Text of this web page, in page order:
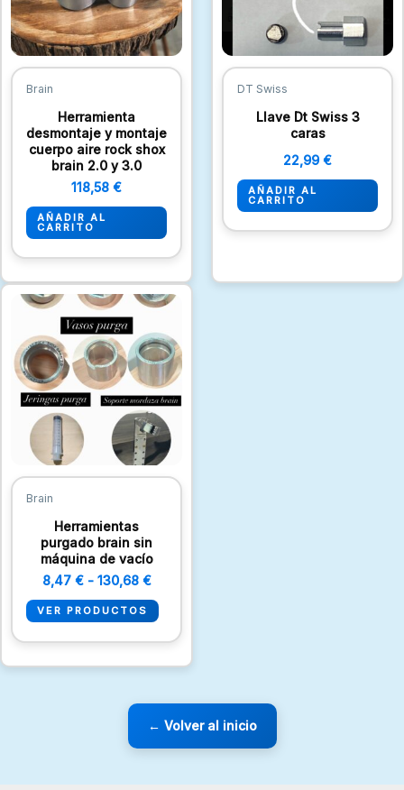
Brain
Herramienta
desmontaje y montaje
cuerpo aire rock shox
brain 2.0 y 3.0
118,58 €
AÑADIR AL
CARRITO
DT Swiss
Llave Dt Swiss 3
caras
22,99 €
AÑADIR AL
CARRITO
Brain
Herramientas
purgado brain sin
máquina de vacío
8,47 € - 130,68 €
Rango
de
desde
8,47 €
hasta
130,68 €
VER PRODUCTOS
← Volver al inicio